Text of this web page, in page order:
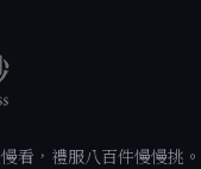
看，禮服八百件慢慢挑。